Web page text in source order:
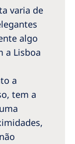
varia de
algo
a Lisboa
a
tem a